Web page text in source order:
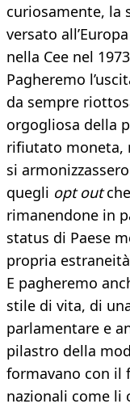
curiosamente, la
versato
nella Cee nel
Pagheremo
da sempre
orgogliosa della
rifiutato moneta,
si
quegli opt out
rimanendone in
status di Paese
propria
E pagheremo
stile di vita, di
parlamentare e
pilastro della
formavano con il
nazionali come li